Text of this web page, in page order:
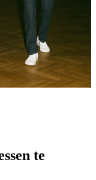
te